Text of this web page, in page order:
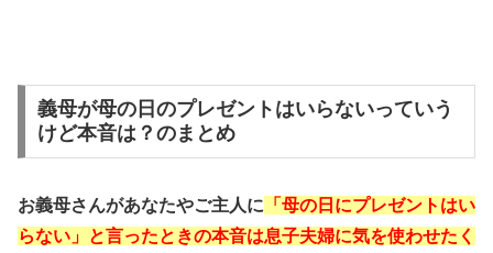
義母が母の日のプレゼントはいらないっていう
けど本音は？のまとめ
お義母さんがあなたやご主人に 「母の日にプレゼントはい
らない」と言ったときの本音は息子夫婦に気を使わせたく